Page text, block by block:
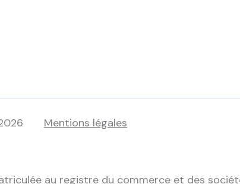
Mentions légales
au registre du commerce et des